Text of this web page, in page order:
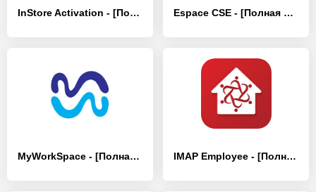
InStore Activation - [Полная версия] Espace CSE - [Полная версия]
MyWorkSpace - [Полная версия] IMAP Employee - [Полная версия]